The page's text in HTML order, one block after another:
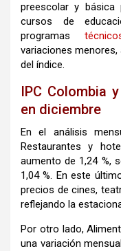
preescolar y básica
cursos de
programas
variaciones
del índice.
IPC Colombia
en diciembre
En el análisis
Restaurantes y
aumento de 1,24 %,
1,04 %. En este
precios de cines,
reflejando la
Por otro lado,
una variación